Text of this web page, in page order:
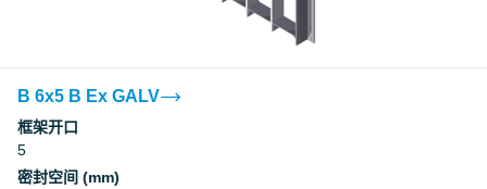
B 6x5 B Ex GALV
框架开口
5
密封空间 (mm)